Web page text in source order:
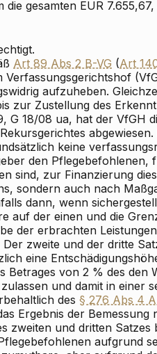
gesamten EUR
Art 89 Abs 2 B-VG (Art
Verfassungsgerichtshof
aufzuheben.
zur Zustellung des
G 18/08 ua, hat der VfGH
keine
den Pflegebefohlenen,
sind, zur Finanzierung
sondern auch nach
dann, wenn
auf der einen und die
der erbrachten
zweite und der dritte
eine
Betrages von 2 % des den
und damit in einer
des § 276 Abs 4
Ergebnis der Bemessung
zweiten und dritten Satzes
aufgrund